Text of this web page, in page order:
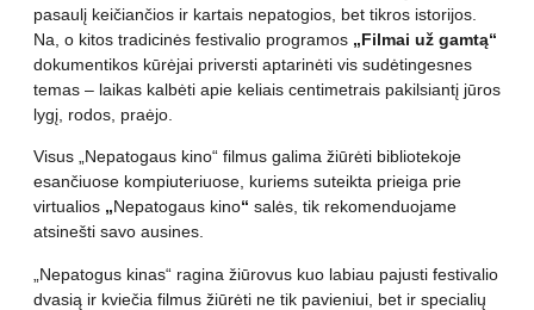
pasaulį keičiančios ir kartais nepatogios, bet tikros istorijos.
Na, o kitos tradicinės festivalio programos „Filmai už gamtą“
dokumentikos kūrėjai priversti aptarinėti vis sudėtingesnes
temas – laikas kalbėti apie keliais centimetrais pakilsiantį jūros
lygį, rodos, praėjo.
Visus „Nepatogaus kino“ filmus galima žiūrėti bibliotekoje
esančiuose kompiuteriuose, kuriems suteikta prieiga prie
virtualios „Nepatogaus kino“ salės, tik rekomenduojame
atsinešti savo ausines.
„Nepatogus kinas“ ragina žiūrovus kuo labiau pajusti festivalio
dvasią ir kviečia filmus žiūrėti ne tik pavieniui, bet ir specialių